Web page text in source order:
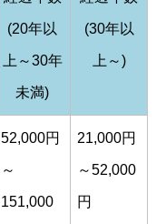
(20年以
上～30年
未満)
(30年以
上～)
52,000円
～
151,000
21,000円
～52,000
円